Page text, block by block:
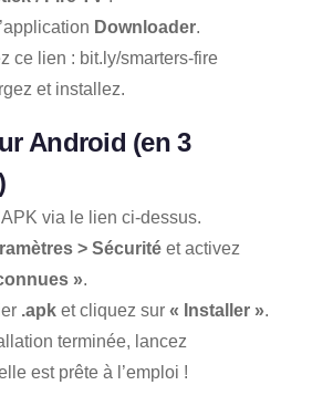
Downloader.
ce lien : bit.ly/smarters-fire
et installez.
Android (en 3
via le lien ci-dessus.
> Sécurité et activez
».
.apk et cliquez sur« Installer ».
terminée, lancez
est prête à l’emploi !